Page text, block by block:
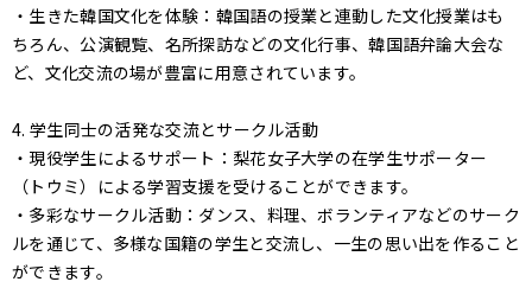
・生きた韓国文化を体験：韓国語の授業と連動した文化授業はも
ちろん、公演観覧、名所探訪などの文化行事、韓国語弁論大会な
ど、文化交流の場が豊富に用意されています。
4. 学生同士の活発な交流とサークル活動
・現役学生によるサポート：梨花女子大学の在学生サポーター
（トウミ）による学習支援を受けることができます。
・多彩なサークル活動：ダンス、料理、ボランティアなどのサーク
ルを通じて、多様な国籍の学生と交流し、一生の思い出を作ること
ができます。